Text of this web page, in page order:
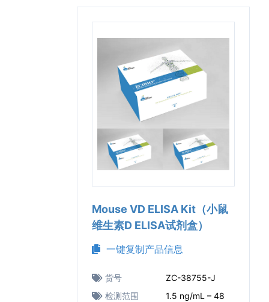
Mouse VD ELISA Kit（小鼠
维生素D ELISA试剂盒）
一键复制产品信息
货号
ZC-38755-J
检测范围
1.5 ng/mL – 48